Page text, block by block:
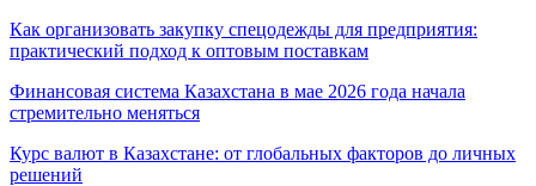
Как организовать закупку спецодежды для предприятия:
практический подход к оптовым поставкам
Финансовая система Казахстана в мае 2026 года начала
стремительно меняться
Курс валют в Казахстане: от глобальных факторов до личных
решений